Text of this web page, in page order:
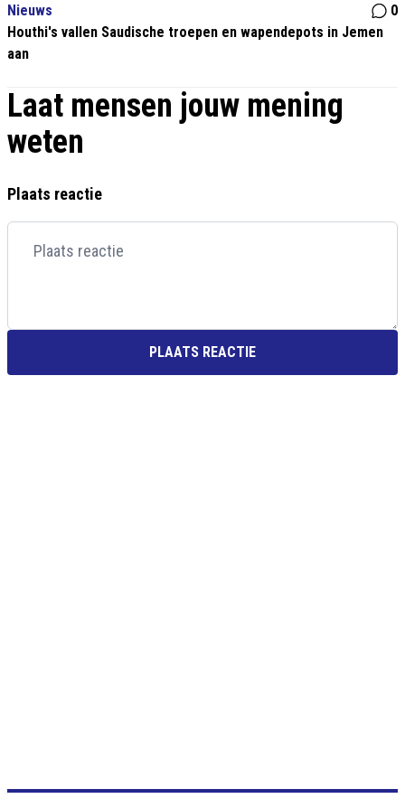
Nieuws
0
Houthi's vallen Saudische troepen en wapendepots in Jemen
aan
Laat mensen jouw mening
weten
Plaats reactie
PLAATS REACTIE